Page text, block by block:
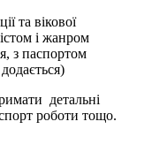
та вікової
і жанром
з паспортом
детальні
роботи тощо.